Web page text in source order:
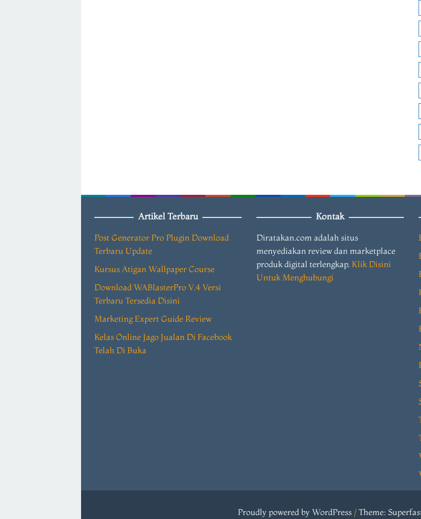
Artikel Terbaru
Post Generator Pro Plugin Download
Terbaru Update
Kursus Atigan Wallpaper Course
Download WABlasterPro V.4 Versi
Terbaru Tersedia Disini
Marketing Expert Guide Review
Kelas Online Jago Jualan Di Facebook
Telah Di Buka
Kontak
Diratakan.com adalah situs
menyediakan review dan marketplace
produk digital terlengkap. Klik Disini
Untuk Menghubungi
Proudly powered by WordPress /Theme: